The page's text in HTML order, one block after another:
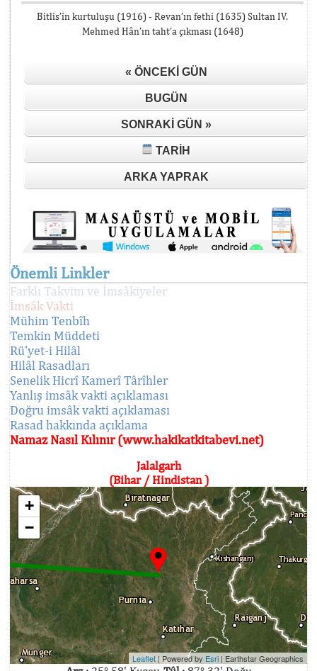
Bitlis’in kurtuluşu (1916) - Revan’ın fethi (1635) Sultan IV.
Mehmed Hân’ın taht’a çıkması (1648)
« ÖNCEKI GÜN
BUGÜN
SONRAKI GÜN »
TARIH
ARKA YAPRAK
Önemli Linkler
Farklı Takvim ve İmsâkiyeler
İmsâk Vakti
Mühim Tenbîh
Temkin Müddeti
Rü'yet-i Hilâl
Hilâl Rasadları
Senelik Hicrî Kamerî Târîhler
Yanlış imsâk vakti açıklaması
Doğru imsâk vakti açıklaması
Rasad hakkında açıklama
Namaz Nasıl Kılınır (www.hakikatkitabevi.net)
Jalalgarh
(Bihar / Hindistan )
+
−
Leaflet | Powered by Esri | Earthstar Geographics